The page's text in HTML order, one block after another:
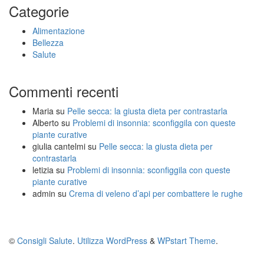
Categorie
Alimentazione
Bellezza
Salute
Commenti recenti
Maria su Pelle secca: la giusta dieta per contrastarla
Alberto su Problemi di insonnia: sconfiggila con queste
piante curative
giulia cantelmi su Pelle secca: la giusta dieta per
contrastarla
letizia su Problemi di insonnia: sconfiggila con queste
piante curative
admin su Crema di veleno d’api per combattere le rughe
© Consigli Salute. Utilizza WordPress & WPstart Theme.